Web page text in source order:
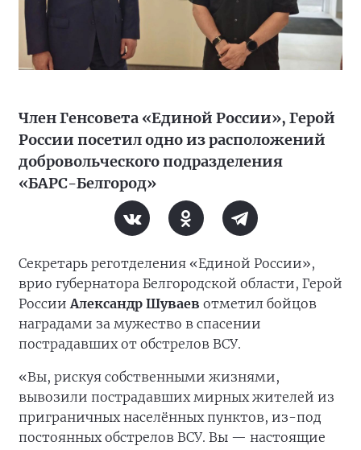
Член Генсовета «Единой России», Герой
России посетил одно из расположений
добровольческого подразделения
«БАРС-Белгород»
Секретарь реготделения «Единой России»,
врио губернатора Белгородской области, Герой
РоссииАлександр Шуваев отметил бойцов
наградами за мужество в спасении
пострадавших от обстрелов ВСУ.
«Вы, рискуя собственными жизнями,
вывозили пострадавших мирных жителей из
приграничных населённых пунктов, из-под
постоянных обстрелов ВСУ. Вы — настоящие